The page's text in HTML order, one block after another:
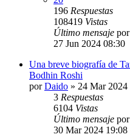
196 Respuestas
108419 Vistas
Último mensaje por
27 Jun 2024 08:30
Una breve biografía de
Bodhin Roshi
porDaido » 24 Mar 2024
3 Respuestas
6104 Vistas
Último mensaje por
30 Mar 2024 19:08